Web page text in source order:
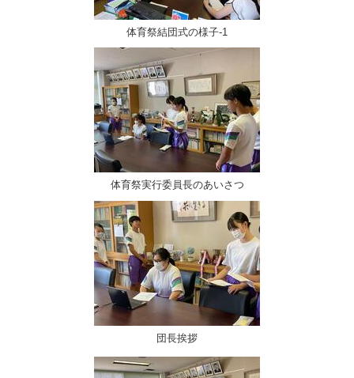
体育祭結団式の様子-1
体育祭実行委員長のあいさつ
団長挨拶